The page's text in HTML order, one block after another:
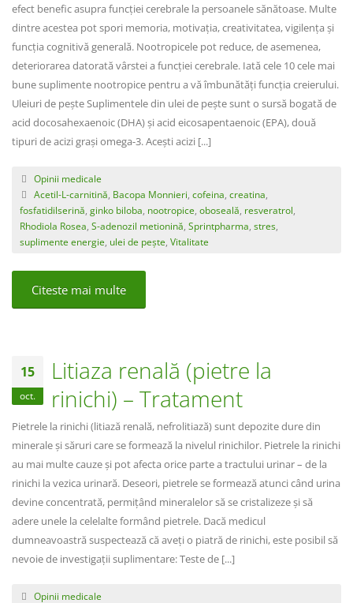
efect benefic asupra funcției cerebrale la persoanele sănătoase. Multe
dintre acestea pot spori memoria, motivația, creativitatea, vigilența și
funcția cognitivă generală. Nootropicele pot reduce, de asemenea,
deteriorarea datorată vârstei a funcției cerebrale. Iată cele 10 cele mai
bune suplimente nootropice pentru a vă îmbunătăți funcția creierului.
Uleiuri de pește Suplimentele din ulei de pește sunt o sursă bogată de
acid docosahexaenoic (DHA) și acid eicosapentaenoic (EPA), două
tipuri de acizi grași omega-3. Acești acizi [...]
Opinii medicale
Acetil-L-carnitină Bacopa Monnieri cofeina creatina
fosfatidilserină ginko biloba nootropice oboseală resveratrol
Rhodiola Rosea S-adenozil metionină Sprintpharma stres
suplimente energie ulei de pește Vitalitate
Citeste mai multe
15
oct.
Litiaza renală (pietre la
rinichi) – Tratament
Pietrele la rinichi (litiază renală, nefrolitiază) sunt depozite dure din
minerale și săruri care se formează la nivelul rinichilor. Pietrele la rinichi
au mai multe cauze și pot afecta orice parte a tractului urinar – de la
rinichi la vezica urinară. Deseori, pietrele se formează atunci când urina
devine concentrată, permițând mineralelor să se cristalizeze și să
adere unele la celelalte formând pietrele. Dacă medicul
dumneavoastră suspectează că aveți o piatră de rinichi, este posibil să
nevoie de investigații suplimentare: Teste de [...]
Opinii medicale